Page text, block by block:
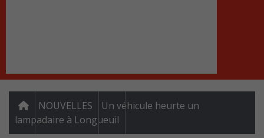
NOUVELLES
Un véhicule heurte un
lampadaire à Longueuil